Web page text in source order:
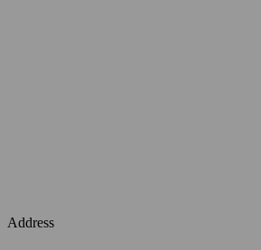
Address